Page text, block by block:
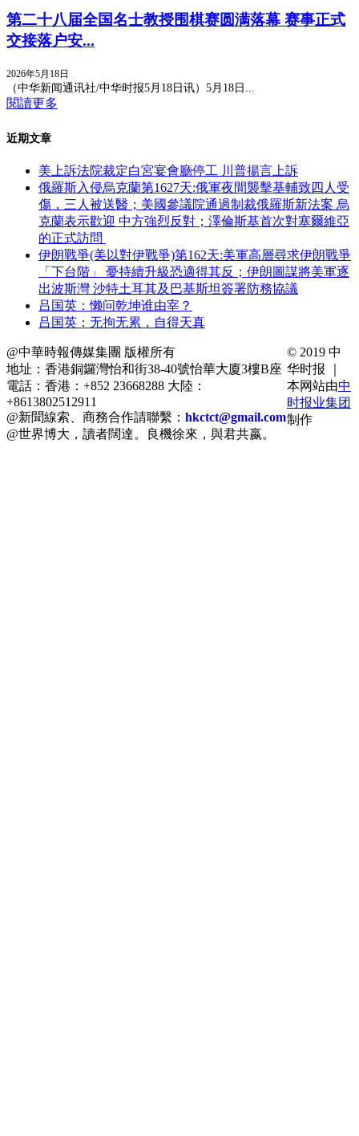
第二十八届全国名士教授围棋赛圆满落幕 赛事正式
交接落户安...
2026年5月18日
（中华新闻通讯社/中华时报5月18日讯）5月18日...
閱讀更多
近期文章
美上訴法院裁定白宮宴會廳停工 川普揚言上訴
俄羅斯入侵烏克蘭第1627天:俄軍夜間襲擊基輔致四人受
傷，三人被送醫；美國參議院通過制裁俄羅斯新法案 烏
克蘭表示歡迎 中方強烈反對；澤倫斯基首次對塞爾維亞
的正式訪問
伊朗戰爭(美以對伊戰爭)第162天:美軍高層尋求伊朗戰爭
「下台階」 憂持續升級恐適得其反；伊朗圖謀將美軍逐
出波斯灣 沙特土耳其及巴基斯坦簽署防務協議
吕国英：懒问乾坤谁由宰？
吕国英：无拘无累，自得天真
@中華時報傳媒集團 版權所有
地址：香港銅鑼灣怡和街38-40號怡華大廈3樓B座
電話：香港：+852 23668288 大陸：
+8613802512911
@新聞線索、商務合作請聯繫： hkctct@gmail.com
@世界博大，讀者闊達。良機徐來，與君共嬴。
© 2019 中
华时报 ｜
本网站由中
时报业集团
制作